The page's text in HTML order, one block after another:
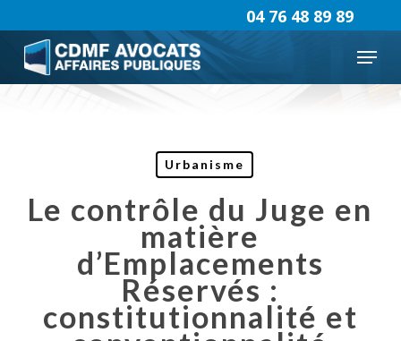
to
main
content
Menu
04 76 48 89 89
Urbanisme
Le contrôle du Juge en
matière
d’Emplacements
Réservés :
constitutionnalité et